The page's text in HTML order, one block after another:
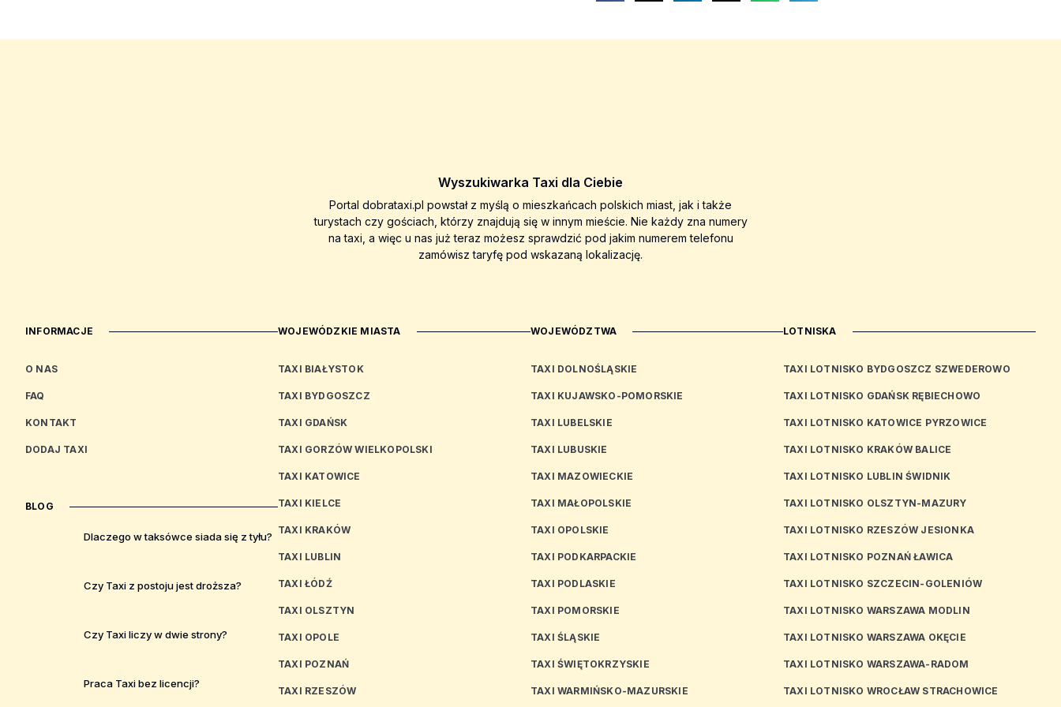
Wyszukiwarka Taxi dla Ciebie
Portal dobrataxi.pl powstał z myślą o mieszkańcach polskich miast, jak i także
turystach czy gościach, którzy znajdują się w innym mieście. Nie każdy zna numery
na taxi, a więc u nas już teraz możesz sprawdzić pod jakim numerem telefonu
zamówisz taryfę pod wskazaną lokalizację.
INFORMACJE
O NAS
FAQ
KONTAKT
DODAJ TAXI
BLOG
Dlaczego w taksówce siada się z tyłu?
Czy Taxi z postoju jest droższa?
Czy Taxi liczy w dwie strony?
Praca Taxi bez licencji?
WOJEWÓDZKIE MIASTA
TAXI BIAŁYSTOK
TAXI BYDGOSZCZ
TAXI GDAŃSK
TAXI GORZÓW WIELKOPOLSKI
TAXI KATOWICE
TAXI KIELCE
TAXI KRAKÓW
TAXI LUBLIN
TAXI ŁÓDŹ
TAXI OLSZTYN
TAXI OPOLE
TAXI POZNAŃ
TAXI RZESZÓW
WOJEWÓDZTWA
TAXI DOLNOŚLĄSKIE
TAXI KUJAWSKO-POMORSKIE
TAXI LUBELSKIE
TAXI LUBUSKIE
TAXI MAZOWIECKIE
TAXI MAŁOPOLSKIE
TAXI OPOLSKIE
TAXI PODKARPACKIE
TAXI PODLASKIE
TAXI POMORSKIE
TAXI ŚLĄSKIE
TAXI ŚWIĘTOKRZYSKIE
TAXI WARMIŃSKO-MAZURSKIE
LOTNISKA
TAXI LOTNISKO BYDGOSZCZ SZWEDEROWO
TAXI LOTNISKO GDAŃSK RĘBIECHOWO
TAXI LOTNISKO KATOWICE PYRZOWICE
TAXI LOTNISKO KRAKÓW BALICE
TAXI LOTNISKO LUBLIN ŚWIDNIK
TAXI LOTNISKO OLSZTYN-MAZURY
TAXI LOTNISKO RZESZÓW JESIONKA
TAXI LOTNISKO POZNAŃ ŁAWICA
TAXI LOTNISKO SZCZECIN-GOLENIÓW
TAXI LOTNISKO WARSZAWA MODLIN
TAXI LOTNISKO WARSZAWA OKĘCIE
TAXI LOTNISKO WARSZAWA-RADOM
TAXI LOTNISKO WROCŁAW STRACHOWICE